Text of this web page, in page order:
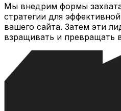
Мы внедрим формы
стратегии для
вашего сайта. Затем эти
взращивать и превращать